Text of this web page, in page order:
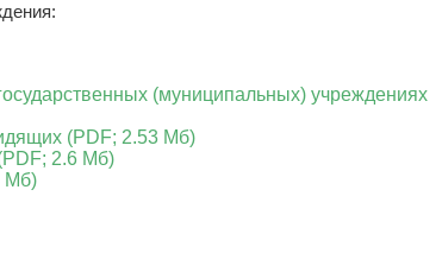
(муниципальных) учреждениях
(PDF; 2.53 Мб)
2.6 Мб)
Мб)